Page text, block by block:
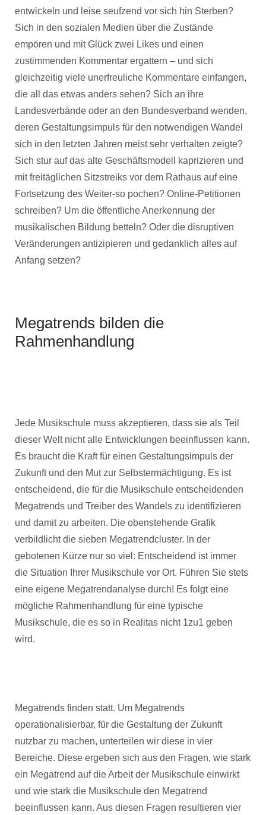
entwickeln und leise seufzend vor sich hin Sterben?
Sich in den sozialen Medien über die Zustände
empören und mit Glück zwei Likes und einen
zustimmenden Kommentar ergattern – und sich
gleichzeitig viele unerfreuliche Kommentare einfangen,
die all das etwas anders sehen? Sich an ihre
Landesverbände oder an den Bundesverband wenden,
deren Gestaltungsimpuls für den notwendigen Wandel
sich in den letzten Jahren meist sehr verhalten zeigte?
Sich stur auf das alte Geschäftsmodell kaprizieren und
mit freitäglichen Sitzstreiks vor dem Rathaus auf eine
Fortsetzung des Weiter-so pochen? Online-Petitionen
schreiben? Um die öffentliche Anerkennung der
musikalischen Bildung betteln? Oder die disruptiven
Veränderungen antizipieren und gedanklich alles auf
Anfang setzen?
Megatrends bilden die
Rahmenhandlung
Jede Musikschule muss akzeptieren, dass sie als Teil
dieser Welt nicht alle Entwicklungen beeinflussen kann.
Es braucht die Kraft für einen Gestaltungsimpuls der
Zukunft und den Mut zur Selbstermächtigung. Es ist
entscheidend, die für die Musikschule entscheidenden
Megatrends und Treiber des Wandels zu identifizieren
und damit zu arbeiten. Die obenstehende Grafik
verbildlicht die sieben Megatrendcluster. In der
gebotenen Kürze nur so viel: Entscheidend ist immer
die Situation Ihrer Musikschule vor Ort. Führen Sie stets
eine eigene Megatrendanalyse durch! Es folgt eine
mögliche Rahmenhandlung für eine typische
Musikschule, die es so in Realitas nicht 1zu1 geben
wird.
Megatrends finden statt. Um Megatrends
operationalisierbar, für die Gestaltung der Zukunft
nutzbar zu machen, unterteilen wir diese in vier
Bereiche. Diese ergeben sich aus den Fragen, wie stark
ein Megatrend auf die Arbeit der Musikschule einwirkt
und wie stark die Musikschule den Megatrend
beeinflussen kann. Aus diesen Fragen resultieren vier